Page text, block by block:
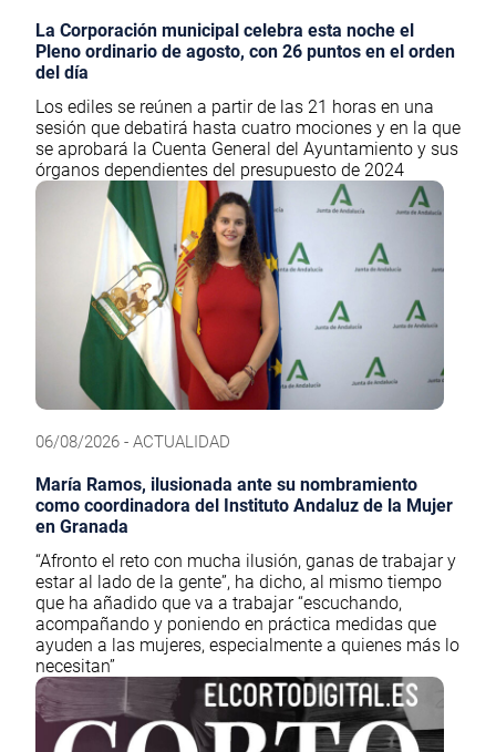
La Corporación municipal celebra esta noche el
Pleno ordinario de agosto, con 26 puntos en el orden
del día
Los ediles se reúnen a partir de las 21 horas en una
sesión que debatirá hasta cuatro mociones y en la que
se aprobará la Cuenta General del Ayuntamiento y sus
órganos dependientes del presupuesto de 2024
06/08/2026 - ACTUALIDAD
María Ramos, ilusionada ante su nombramiento
como coordinadora del Instituto Andaluz de la Mujer
en Granada
“Afronto el reto con mucha ilusión, ganas de trabajar y
estar al lado de la gente”, ha dicho, al mismo tiempo
que ha añadido que va a trabajar “escuchando,
acompañando y poniendo en práctica medidas que
ayuden a las mujeres, especialmente a quienes más lo
necesitan”